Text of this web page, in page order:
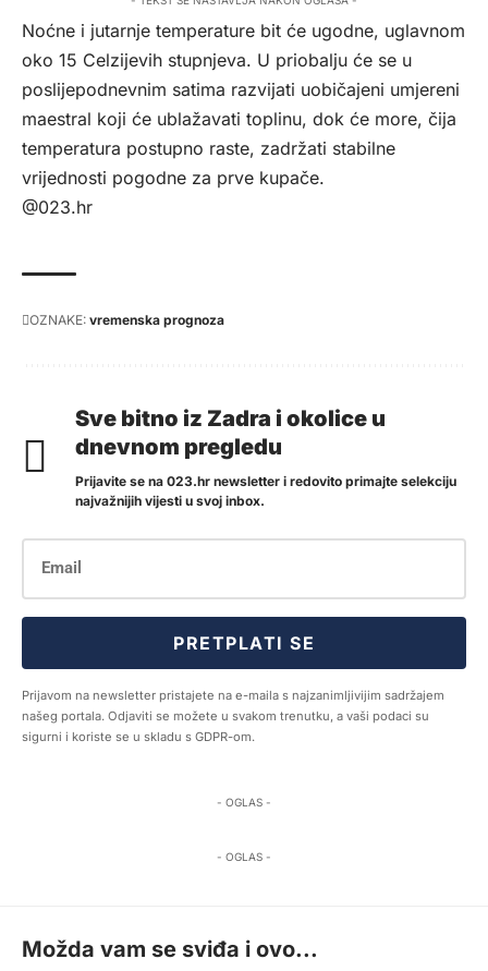
Noćne i jutarnje temperature bit će ugodne, uglavnom
oko 15 Celzijevih stupnjeva. U priobalju će se u
poslijepodnevnim satima razvijati uobičajeni umjereni
maestral koji će ublažavati toplinu, dok će more, čija
temperatura postupno raste, zadržati stabilne
vrijednosti pogodne za prve kupače.
@023.hr
OZNAKE: vremenska prognoza
Sve bitno iz Zadra i okolice u
dnevnom pregledu
Prijavite se na 023.hr newsletter i redovito primajte selekciju
najvažnijih vijesti u svoj inbox.
PRETPLATI SE
Prijavom na newsletter pristajete na e-maila s najzanimljivijim sadržajem
našeg portala. Odjaviti se možete u svakom trenutku, a vaši podaci su
sigurni i koriste se u skladu s GDPR-om.
- OGLAS -
- OGLAS -
Možda vam se sviđa i ovo...